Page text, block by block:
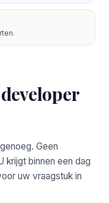
Geen
krijgt binnen een dag
uw vraagstuk in